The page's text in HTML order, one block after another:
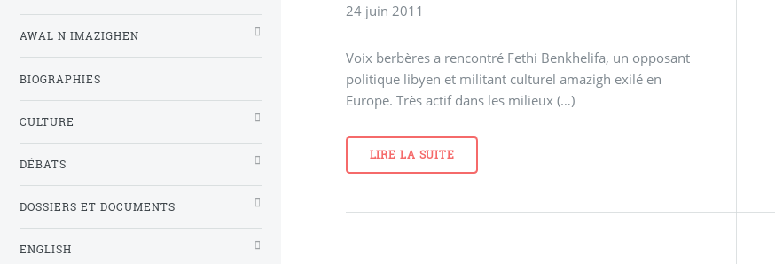
24 juin 2011
Voix berbères a rencontré Fethi Benkhelifa, un opposant
politique libyen et militant culturel amazigh exilé en
Europe. Très actif dans les milieux (…)
LIRE LA SUITE
AWAL N IMAZIGHEN
BIOGRAPHIES
CULTURE
DÉBATS
DOSSIERS ET DOCUMENTS
ENGLISH